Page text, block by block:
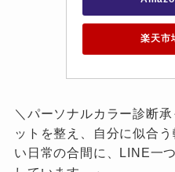
楽天市
＼パーソナルカラー診断
ットを整え、自分に似合
い日常の合間に、LINE一